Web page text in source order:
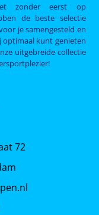
zonder eerst op
de beste selectie
je samengesteld en
optimaal kunt genieten
uitgebreide collectie
72